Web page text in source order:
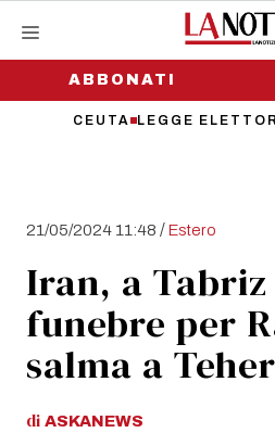
contenutoABBONATI
CEUTA LEGGE
21/05/2024 11:48 /Estero
Iran, a
funebre per
salma a
di ASKANEWS